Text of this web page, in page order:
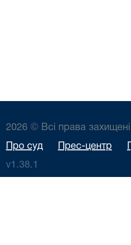
2026 © Всі права захищені
Про суд Прес-центр
v1.38.1